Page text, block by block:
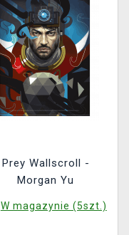
Prey Wallscroll -
Morgan Yu
W magazynie (5szt.)